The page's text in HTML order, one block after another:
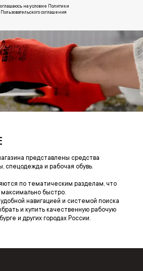
на условие Политики
соглашения
представлены средства
спецодежда и рабочая обувь.
по тематическим разделам, что
быстро.
навигацией и системой поиска
и купить качественную рабочую
и других городах России.